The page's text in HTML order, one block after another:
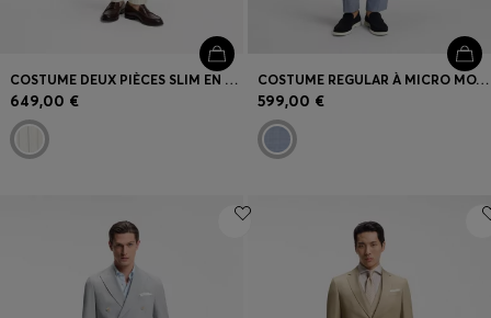
COSTUME DEUX PIÈCES SLIM EN TISSU À RAYURES
649,00 €
COSTUME REGULAR À MICRO MOTIF INTÉGRAL
599,00 €